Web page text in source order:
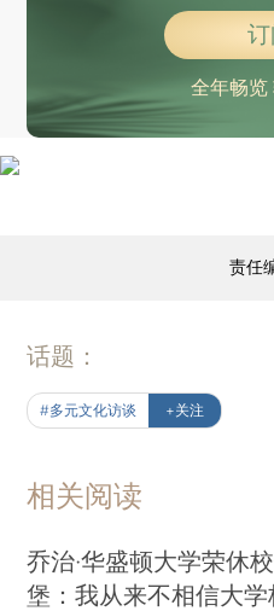
订
全年畅览
责任
话题：
#多元文化访谈 +关注
相关阅读
乔治·华盛顿大学荣休
堡：我从来不相信大